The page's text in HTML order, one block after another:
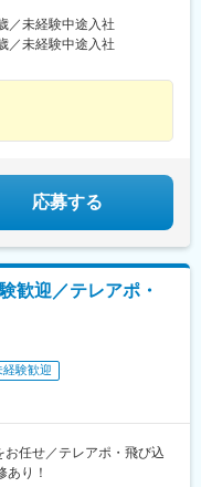
駅、学園前駅(奈良県)、上
東伏見駅、下総中山駅、
江橋駅、宇都宮駅東口駅
(奈良線)、久津川駅、山城
県)、前橋大島駅、広駅、
駅、赤湯駅、奈古駅、日野
字駅、扇田駅、三ツ境駅、
石橋駅(長崎県)、上田駅、小
駅、石井駅(徳島県)、南小
駅、富雄駅、西加積駅、
駅、行橋駅、糸島高校前
陽網干駅、三木駅(神戸電
駅、和歌山港駅、淀屋橋
歳駅(北海道)、卸町駅(宮城
駅、花崎駅、偕楽園駅、
川駅、善行駅、三崎口
駅、古河駅、鶴瀬駅、東
戸水神駅、東千葉駅、高
駅(神奈川県)、西武柳沢
)、木更津駅、北松戸駅、武
戸駅、東富岡駅、新鹿沼
武宇都宮駅、秩父駅、小
／未経験中途入社
／未経験中途入社
応募する
歓迎／テレアポ・
経験歓迎
任せ／テレアポ・飛び込
り！